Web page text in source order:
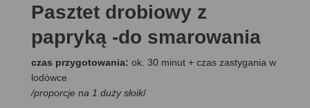
Pasztet drobiowy z
papryką -do smarowania
czas przygotowania: ok. 30 minut + czas zastygania w
lodówce
/proporcje na 1 duży słoik/